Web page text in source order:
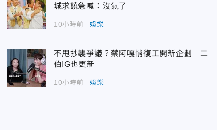
城求饒急喊：沒氣了
10小時前 娛樂
不甩抄襲爭議？蔡阿嘎悄復工開新企劃 二
伯IG也更新
10小時前 娛樂